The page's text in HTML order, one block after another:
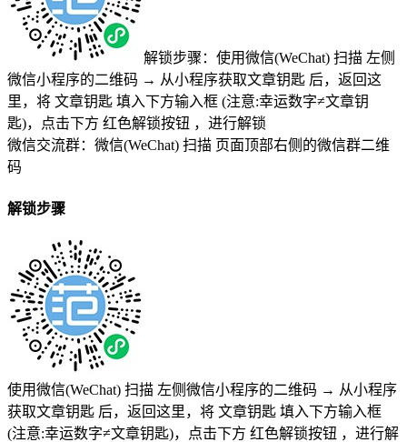
解锁步骤：使用微信(WeChat) 扫描 左侧
微信小程序的二维码 → 从小程序获取文章钥匙 后，返回这
里，将 文章钥匙 填入下方输入框 (注意:幸运数字≠文章钥
匙)，点击下方 红色解锁按钮 ，进行解锁
微信交流群：微信(WeChat) 扫描 页面顶部右侧的微信群二维
码
解锁步骤
使用微信(WeChat) 扫描 左侧微信小程序的二维码 → 从小程序
获取文章钥匙 后，返回这里，将 文章钥匙 填入下方输入框
(注意:幸运数字≠文章钥匙)，点击下方 红色解锁按钮 ，进行解